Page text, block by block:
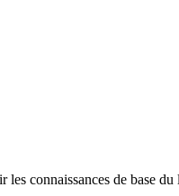
connaissances de base